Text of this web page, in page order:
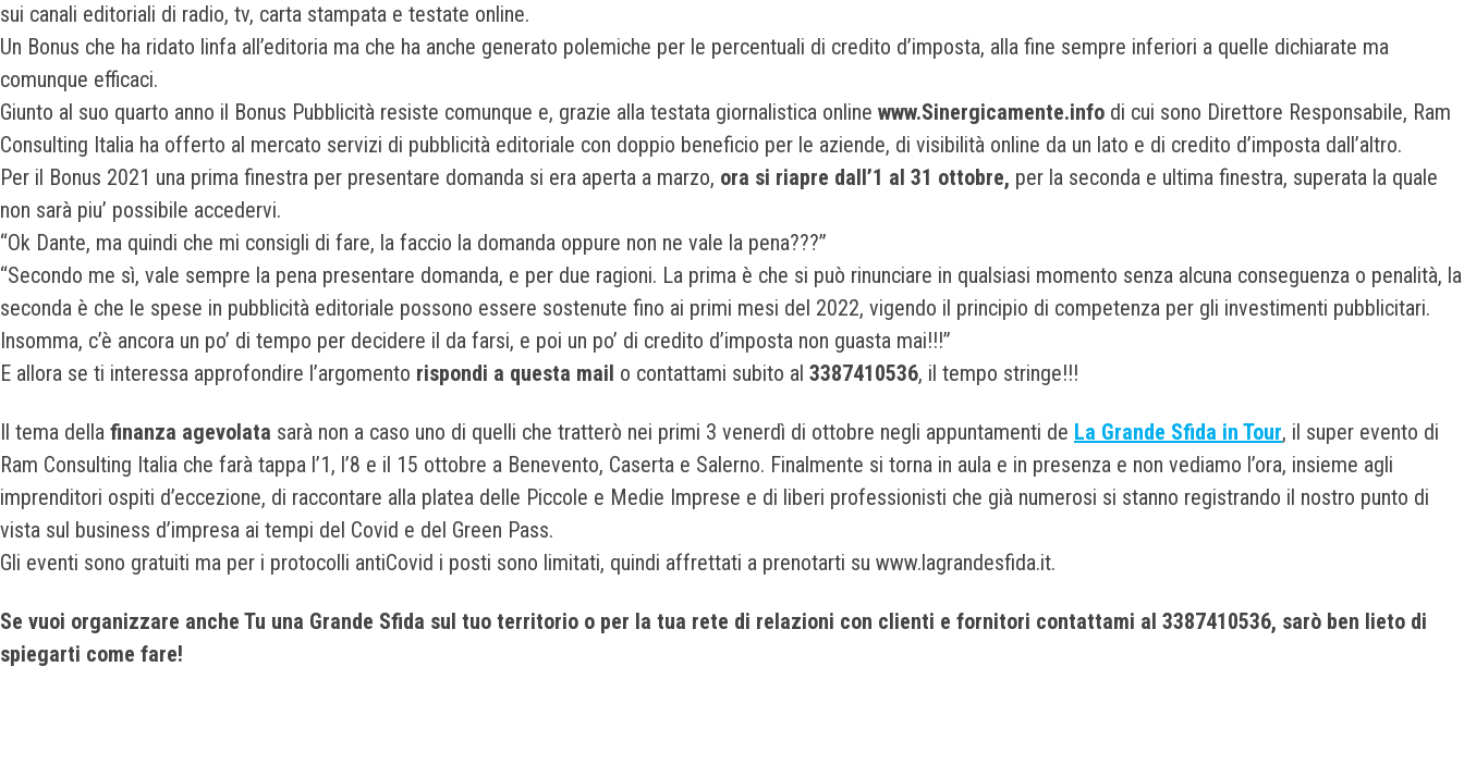
sui canali editoriali di radio, tv, carta stampata e testate online.
Un Bonus che ha ridato linfa all’editoria ma che ha anche generato polemiche per le percentuali di credito d’imposta, alla fine sempre inferiori a quelle dichiarate ma
comunque efficaci.
Giunto al suo quarto anno il Bonus Pubblicità resiste comunque e, grazie alla testata giornalistica online www.Sinergicamente.info di cui sono Direttore Responsabile, Ram
Consulting Italia ha offerto al mercato servizi di pubblicità editoriale con doppio beneficio per le aziende, di visibilità online da un lato e di credito d’imposta dall’altro.
Per il Bonus 2021 una prima finestra per presentare domanda si era aperta a marzo, ora si riapre dall’1 al 31 ottobre, per la seconda e ultima finestra, superata la quale
non sarà piu’ possibile accedervi.
“Ok Dante, ma quindi che mi consigli di fare, la faccio la domanda oppure non ne vale la pena???”
“Secondo me sì, vale sempre la pena presentare domanda, e per due ragioni. La prima è che si può rinunciare in qualsiasi momento senza alcuna conseguenza o penalità, la
seconda è che le spese in pubblicità editoriale possono essere sostenute fino ai primi mesi del 2022, vigendo il principio di competenza per gli investimenti pubblicitari.
Insomma, c’è ancora un po’ di tempo per decidere il da farsi, e poi un po’ di credito d’imposta non guasta mai!!!”
E allora se ti interessa approfondire l’argomento rispondi a questa mail o contattami subito al 3387410536, il tempo stringe!!!
Il tema della finanza agevolata sarà non a caso uno di quelli che tratterò nei primi 3 venerdì di ottobre negli appuntamenti de La Grande Sfida in Tour, il super evento di
Ram Consulting Italia che farà tappa l’1, l’8 e il 15 ottobre a Benevento, Caserta e Salerno. Finalmente si torna in aula e in presenza e non vediamo l’ora, insieme agli
imprenditori ospiti d’eccezione, di raccontare alla platea delle Piccole e Medie Imprese e di liberi professionisti che già numerosi si stanno registrando il nostro punto di
vista sul business d’impresa ai tempi del Covid e del Green Pass.
Gli eventi sono gratuiti ma per i protocolli antiCovid i posti sono limitati, quindi affrettati a prenotarti su www.lagrandesfida.it.
Se vuoi organizzare anche Tu una Grande Sfida sul tuo territorio o per la tua rete di relazioni con clienti e fornitori contattami al 3387410536, sarò ben lieto di
spiegarti come fare!